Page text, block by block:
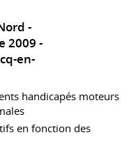
2009
en-
handicapés moteurs
en fonction des